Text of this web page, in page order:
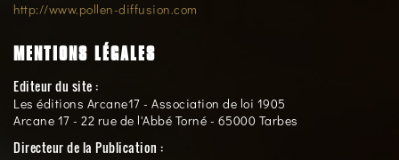
http://www.pollen-diffusion.com
MENTIONS LÉGALES
Editeur du site :
Les éditions Arcane17 - Association de loi 1905
Arcane 17 - 22 rue de l'Abbé Torné - 65000 Tarbes
Directeur de la Publication :